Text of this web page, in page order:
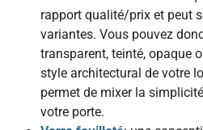
rapport qualité/prix et peut
variantes. Vous pouvez
transparent, teinté, opaque
style architectural de votre
permet de mixer la
votre porte.